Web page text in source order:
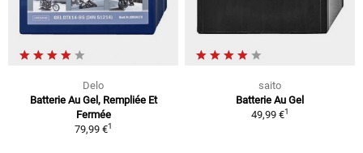
Delo
Batterie Au Gel, Rempliée Et
Fermée
79,99 €1
saito
Batterie Au Gel
49,99 €1